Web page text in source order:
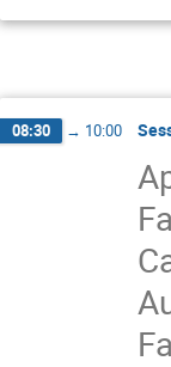
08:30 → 10:00